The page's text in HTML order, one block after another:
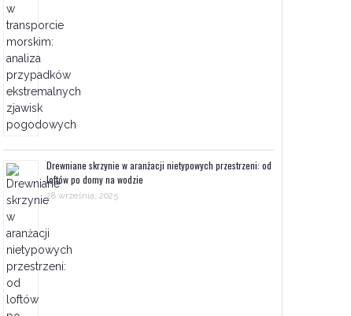
Drewniane skrzynie w aranżacji nietypowych przestrzeni: od
loftów po domy na wodzie
28 września, 2025